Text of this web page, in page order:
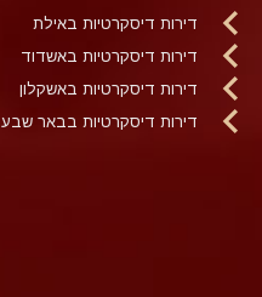
דירות דיסקרטיות באילת
דירות דיסקרטיות באשדוד
דירות דיסקרטיות באשקלון
דירות דיסקרטיות בבאר שבע